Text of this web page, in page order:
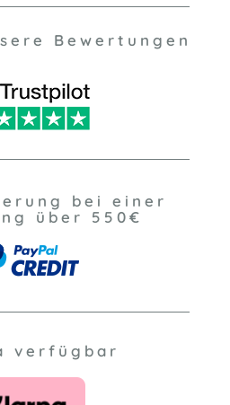
Bewertungen
bei einer
über 550€
verfügbar